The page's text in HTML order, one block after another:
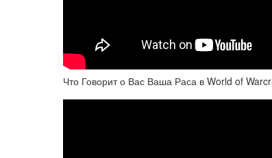
Что Говорит о Вас Ваша Раса в World of